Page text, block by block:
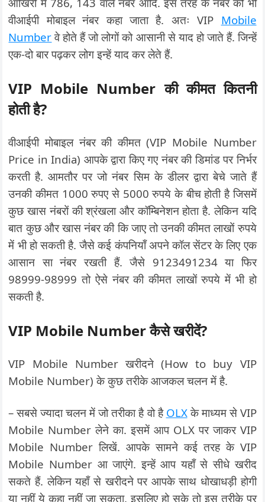
वीआईपी मोबाइल नंबर कहा जाता है. अतः VIP Mobile
Numberवे होते हैं जो लोगों को आसानी से याद हो जाते हैं. जिन्हें
एक-दो बार पढ़कर लोग इन्हें याद कर लेते हैं.
VIP Mobile Number की कीमत कितनी
होती है?
वीआईपी मोबाइल नंबर की कीमत (VIP Mobile Number
Price in India) आपके द्वारा किए गए नंबर की डिमांड पर निर्भर
करती है. आमतौर पर जो नंबर सिम के डीलर द्वारा बेचे जाते हैं
उनकी कीमत 1000 रुपए से 5000 रुपये के बीच होती है जिसमें
कुछ खास नंबरों की श्रंखला और कॉम्बिनेशन होता है. लेकिन यदि
बात कुछ और खास नंबर की कि जाए तो उनकी कीमत लाखों रुपये
में भी हो सकती है. जैसे कई कंपनियाँ अपने कॉल सेंटर के लिए एक
आसान सा नंबर रखती हैं. जैसे 9123491234 या फिर
98999-98999 तो ऐसे नंबर की कीमत लाखों रुपये में भी हो
सकती है.
VIP Mobile Number कैसे खरीदें?
VIP Mobile Number खरीदने (How to buy VIP
Mobile Number) के कुछ तरीके आजकल चलन में है.
– सबसे ज्यादा चलन में जो तरीका है वो है OLXके माध्यम से VIP
Mobile Number लेने का. इसमें आप OLX पर जाकर VIP
Mobile Number लिखें. आपके सामने कई तरह के VIP
Mobile Number आ जाएंगे. इन्हें आप यहाँ से सीधे खरीद
सकते हैं. लेकिन यहाँ से खरीदने पर आपके साथ धोखाधड़ी होगी
या नहीं ये कहा नहीं जा सकता. इसलिए हो सके तो इस तरीके पर